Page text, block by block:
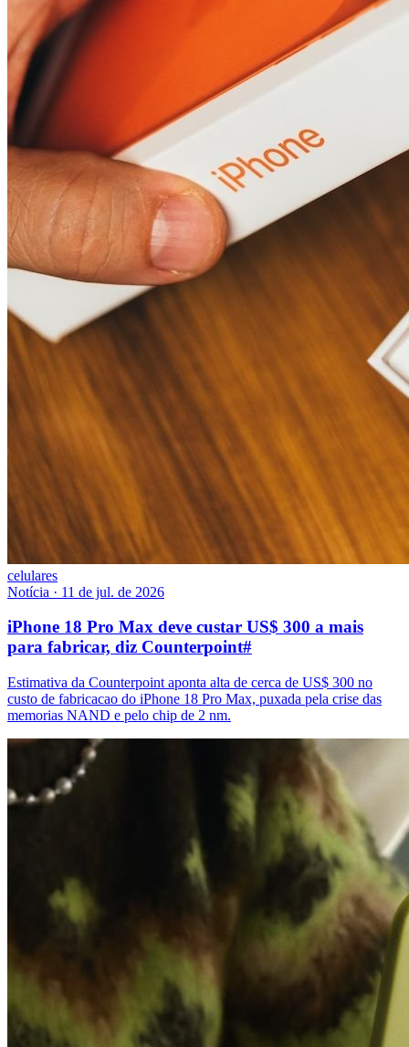
celulares
Notícia · 11 de jul. de 2026
iPhone 18 Pro Max deve custar US$ 300 a mais
para fabricar, diz Counterpoint#
Estimativa da Counterpoint aponta alta de cerca de US$ 300 no
custo de fabricacao do iPhone 18 Pro Max, puxada pela crise das
memorias NAND e pelo chip de 2 nm.